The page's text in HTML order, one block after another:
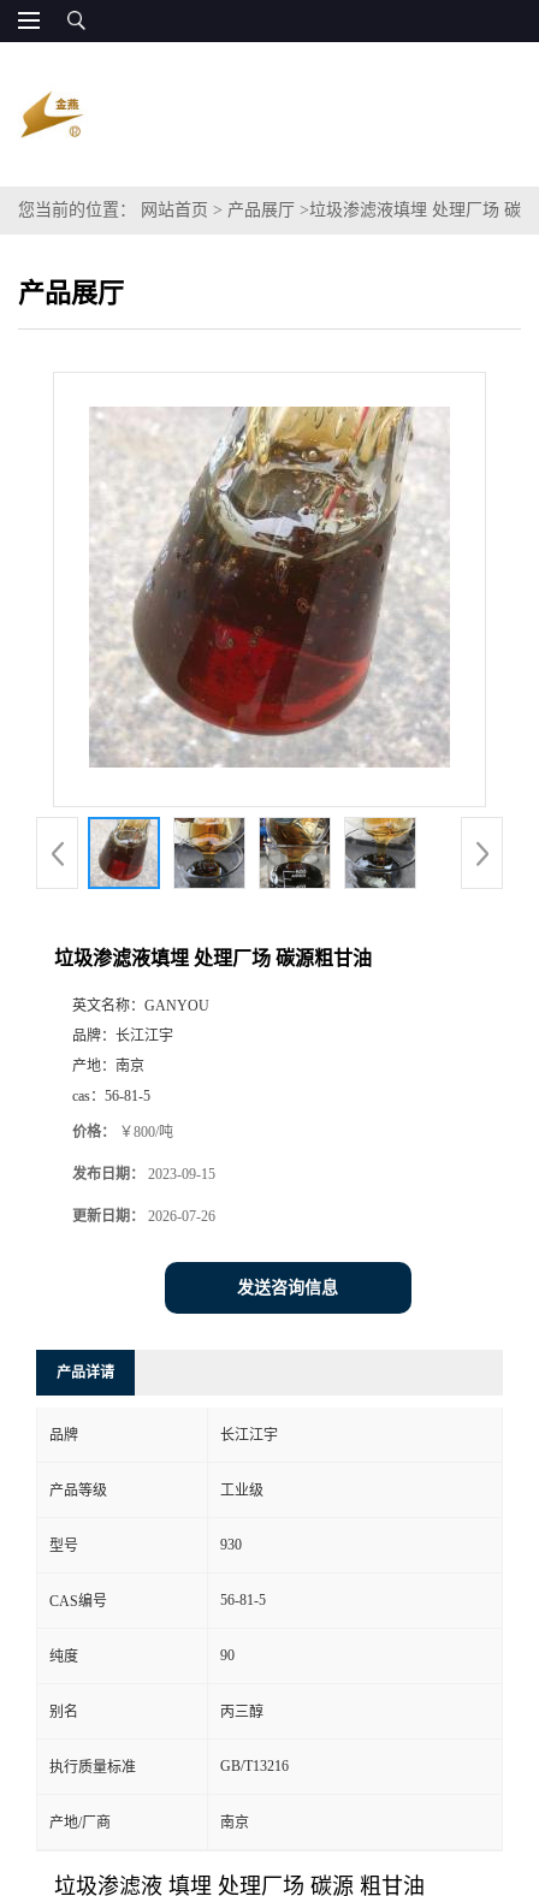
您当前的位置： 网站首页 > 产品展厅 >垃圾渗滤液填埋 处理厂场 碳
产品展厅
垃圾渗滤液填埋 处理厂场 碳源粗甘油
英文名称： GANYOU
品牌： 长江江宇
产地： 南京
cas： 56-81-5
价格： ￥800/吨
发布日期： 2023-09-15
更新日期： 2026-07-26
发送咨询信息
产品详请
品牌 长江江宇
产品等级 工业级
型号 930
CAS编号 56-81-5
纯度 90
别名 丙三醇
执行质量标准 GB/T13216
产地/厂商 南京
垃圾渗滤液 填埋 处理厂场 碳源 粗甘油